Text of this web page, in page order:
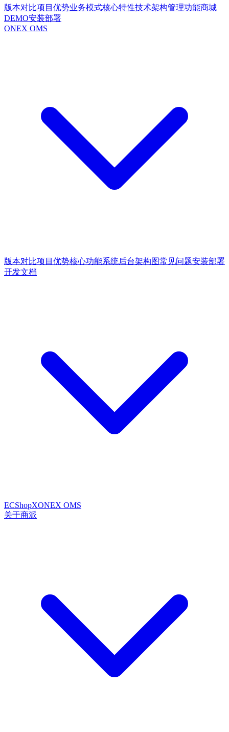
版本对比项目优势业务模式核心特性技术架构管理功能商城
DEMO安装部署
ONEX OMS
版本对比项目优势核心功能系统后台架构图常见问题安装部署
开发文档
ECShopXONEX OMS
关于商派